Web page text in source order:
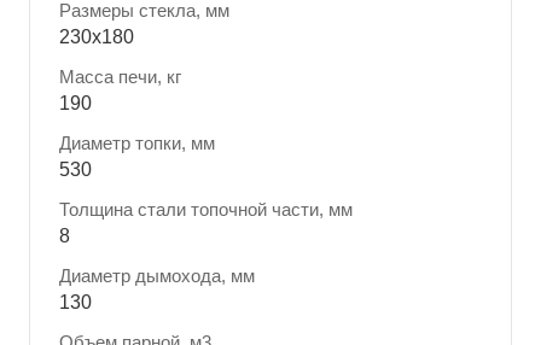
Размеры стекла, мм
230x180
Масса печи, кг
190
Диаметр топки, мм
530
Толщина стали топочной части, мм
8
Диаметр дымохода, мм
130